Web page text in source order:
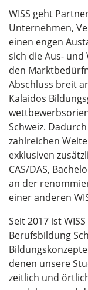
WISS geht
Unternehmen,
einen engen
sich die Aus- und
den
Abschluss breit
Kalaidos
Schweiz.
zahlreichen
exklusiven
CAS/DAS,
an der
einer anderen
Seit 2017 ist
Berufsbildung
denen unsere
zeitlich und